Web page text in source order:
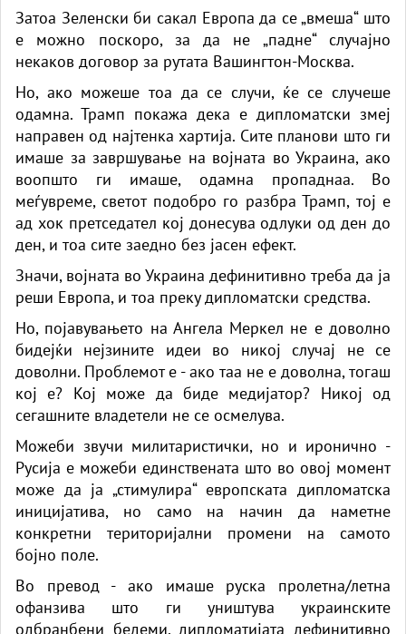
Затоа Зеленски би сакал Европа да се „вмеша“ што
е можно поскоро, за да не „падне“ случајно
некаков договор за рутата Вашингтон-Москва.
Но, ако можеше тоа да се случи, ќе се случеше
одамна. Трамп покажа дека е дипломатски змеј
направен од најтенка хартија. Сите планови што ги
имаше за завршување на војната во Украина, ако
воопшто ги имаше, одамна пропаднаа. Во
меѓувреме, светот подобро го разбра Трамп, тој е
ад хок претседател кој донесува одлуки од ден до
ден, и тоа сите заедно без јасен ефект.
Значи, војната во Украина дефинитивно треба да ја
реши Европа, и тоа преку дипломатски средства.
Но, појавувањето на Ангела Меркел не е доволно
бидејќи нејзините идеи во никој случај не се
доволни. Проблемот е - ако таа не е доволна, тогаш
кој е? Кој може да биде медијатор? Никој од
сегашните владетели не се осмелува.
Можеби звучи милитаристички, но и иронично -
Русија е можеби единствената што во овој момент
може да ја „стимулира“ европската дипломатска
иницијатива, но само на начин да наметне
конкретни територијални промени на самото
бојно поле.
Во превод - ако имаше руска пролетна/летна
офанзива што ги уништува украинските
одбранбени бедеми, дипломатијата дефинитивно